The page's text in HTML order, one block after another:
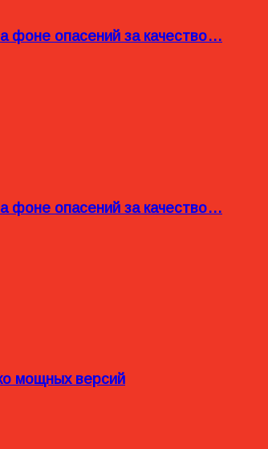
фоне опасений за качество…
фоне опасений за качество…
мощных версий